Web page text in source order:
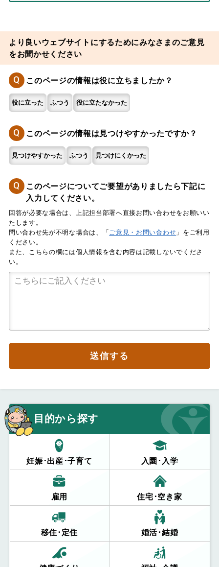
より良いウェブサイトにするためにみなさまのご意見
をお聞かせください
Q このページの情報は役に立ちましたか？
役に立った ふつう 役に立たなかった
Q このページの情報は見つけやすかったですか？
見つけやすかった ふつう 見つけにくかった
Q
このページについてご要望がありましたら下記に
入力してください。
回答が必要な場合は、上記担当部署へ直接お問い合わせをお願いい
たします。
問い合わせ先が不明な場合は、「 ご意見・お問い合わせ 」をご利用
ください。
また、こちらの欄には個人情報を含む内容は記載しないでくださ
い。
送信する
目的から探す
妊娠･出産･子育て 入園･入学
雇用 住宅･空き家
移住･定住 婚活･結婚